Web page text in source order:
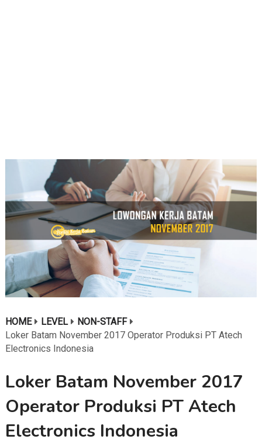
HOME LEVEL
NON-STAFF
Loker Batam November 2017 Operator Produksi PT Atech
Electronics Indonesia
Loker Batam November 2017
Operator Produksi PT Atech
Electronics Indonesia